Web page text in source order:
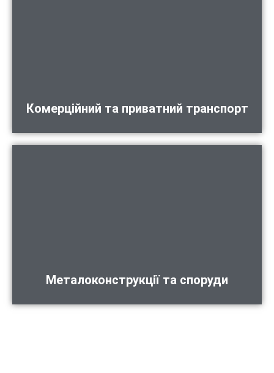
Комерційний та приватний транспорт
Металоконструкції та споруди